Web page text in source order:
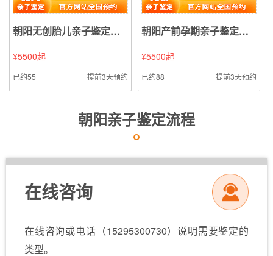
朝阳无创胎儿亲子鉴定（静脉血样本鉴定）
¥5500起
已约55 提前3天预约
朝阳产前孕期亲子鉴定（无创亲子鉴定无创亲子鉴定样本鉴定）
¥5500起
已约88 提前3天预约
朝阳亲子鉴定流程
在线咨询
在线咨询或电话（15295300730）说明需要鉴定的
类型。